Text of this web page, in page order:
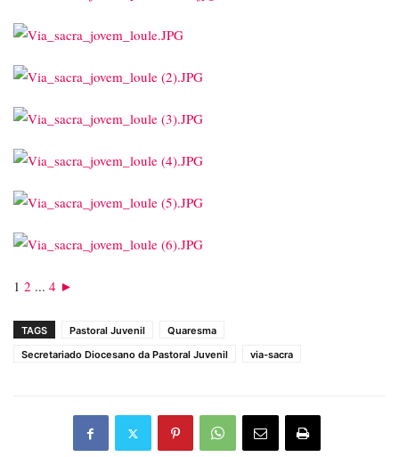
1 2 ... 4 ►
TAGS Pastoral Juvenil
Quaresma
Secretariado Diocesano da Pastoral Juvenil
via-sacra